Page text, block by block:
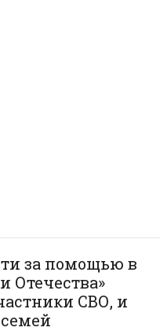
за помощью в
Отечества»
СВО, и